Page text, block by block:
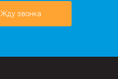
Жду звонка